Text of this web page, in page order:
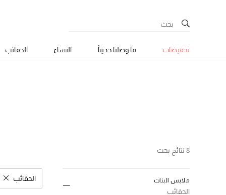
تخفيضات ما وصلنا حديثاً النساء الحقائب
8 نتائج بحث
ملابس البنات
الحقائب
الحقائب
مسح